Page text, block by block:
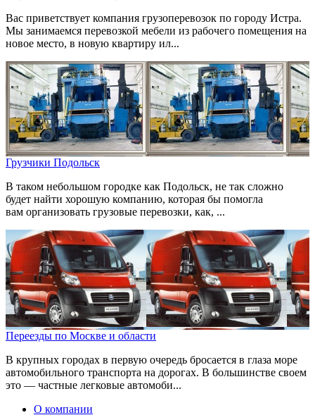
Вас приветствует компания грузоперевозок по городу Истра.
Мы занимаемся перевозкой мебели из рабочего помещения на
новое место, в новую квартиру ил...
Грузчики Подольск
В таком небольшом городке как Подольск, не так сложно
будет найти хорошую компанию, которая бы помогла
вам организовать грузовые перевозки, как, ...
Переезды по Москве и области
В крупных городах в первую очередь бросается в глаза море
автомобильного транспорта на дорогах. В большинстве своем
это — частные легковые автомоби...
О компании